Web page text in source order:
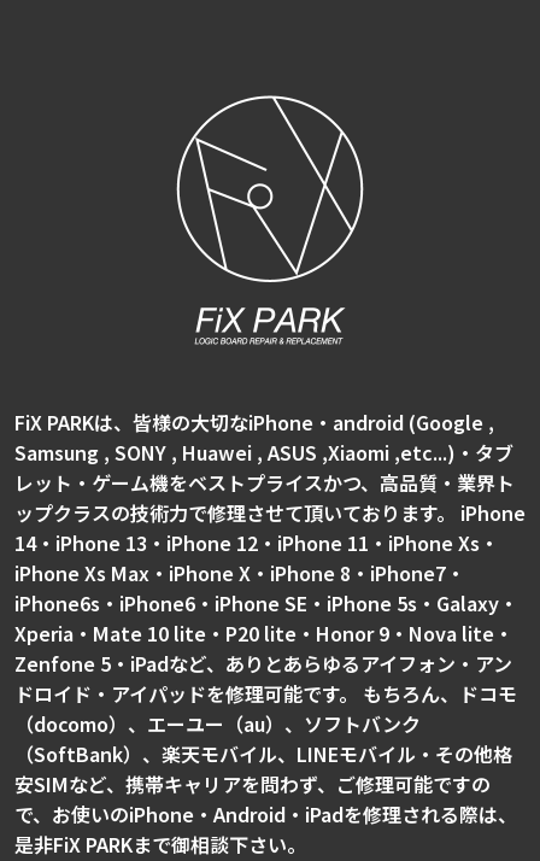
FiX PARKは、皆様の大切なiPhone・android (Google ,
Samsung , SONY , Huawei , ASUS ,Xiaomi ,etc...)・タブ
レット・ゲーム機をベストプライスかつ、高品質・業界ト
ップクラスの技術力で修理させて頂いております。 iPhone
14・iPhone 13・iPhone 12・iPhone 11・iPhone Xs・
iPhone Xs Max・iPhone X・iPhone 8・iPhone7・
iPhone6s・iPhone6・iPhone SE・iPhone 5s・Galaxy・
Xperia・Mate 10 lite・P20 lite・Honor 9・Nova lite・
Zenfone 5・iPadなど、ありとあらゆるアイフォン・アン
ドロイド・アイパッドを修理可能です。 もちろん、ドコモ
（docomo）、エーユー（au）、ソフトバンク
（SoftBank）、楽天モバイル、LINEモバイル・その他格
安SIMなど、携帯キャリアを問わず、ご修理可能ですの
で、お使いのiPhone・Android・iPadを修理される際は、
是非FiX PARKまで御相談下さい。